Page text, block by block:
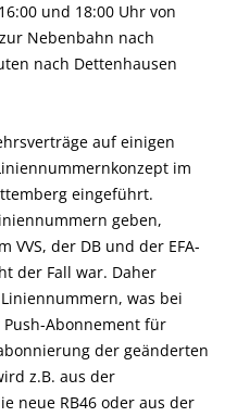
und 18:00 Uhr von
Nebenbahn nach
nach Dettenhausen
auf einigen
im
eingeführt.
geben,
VVS, der DB und der EFA-
der Fall war. Daher
was bei
Abonnement für
der geänderten
z.B. aus der
neue RB46 oder aus der